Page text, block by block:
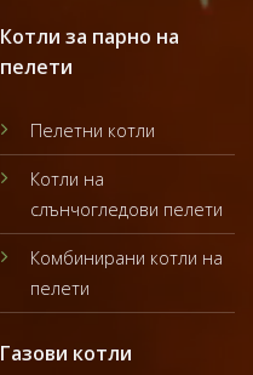
Котли за парно на
пелети
Пелетни котли
Котли на
слънчогледови пелети
Комбинирани котли на
пелети
Газови котли